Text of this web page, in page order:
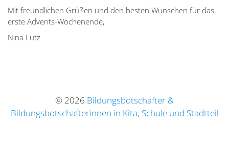
Mit freund­lichen Grüßen und den besten Wünschen für das
erste Advents-Wochenende,
Nina Lutz
© 2026 Bildungsbotschafter &
Bildungsbotschafterinnen in Kita, Schule und Stadtteil